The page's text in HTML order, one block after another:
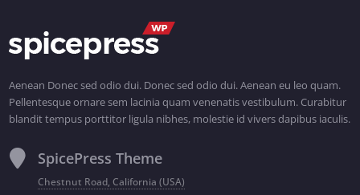
Aenean Donec sed odio dui. Donec sed odio dui. Aenean eu leo quam.
Pellentesque ornare sem lacinia quam venenatis vestibulum. Curabitur
blandit tempus porttitor ligula nibhes, molestie id vivers dapibus iaculis.
SpicePress Theme
Chestnut Road, California (USA)